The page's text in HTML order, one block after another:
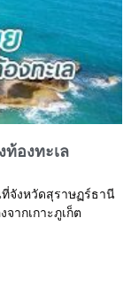
ท้องทะเล
ที่จังหวัดสุราษฏร์ธานี
ากเกาะภูเก็ต